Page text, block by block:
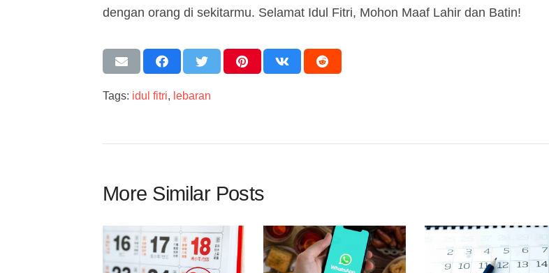
dengan orang di sekitarmu. Selamat Idul Fitri, Mohon Maaf Lahir dan Batin!
Tags: idul fitri, lebaran
More Similar Posts